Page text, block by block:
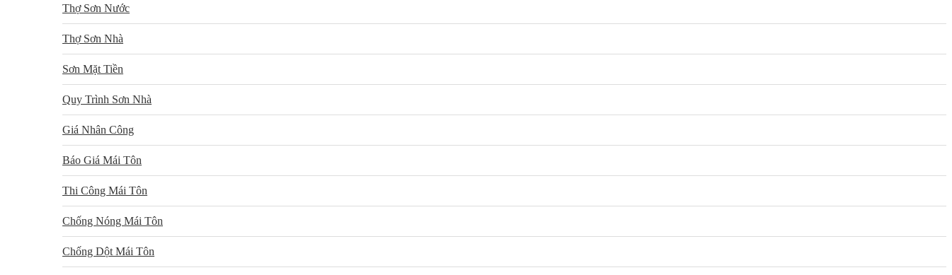
Thợ Sơn Nước
Thợ Sơn Nhà
Sơn Mặt Tiền
Quy Trình Sơn Nhà
Giá Nhân Công
Báo Giá Mái Tôn
Thi Công Mái Tôn
Chống Nóng Mái Tôn
Chống Dột Mái Tôn